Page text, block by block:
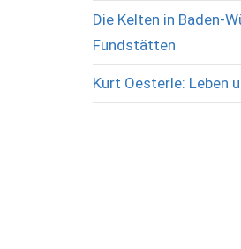
Die Kelten in Baden-
Fundstätten
Kurt Oesterle: Leben